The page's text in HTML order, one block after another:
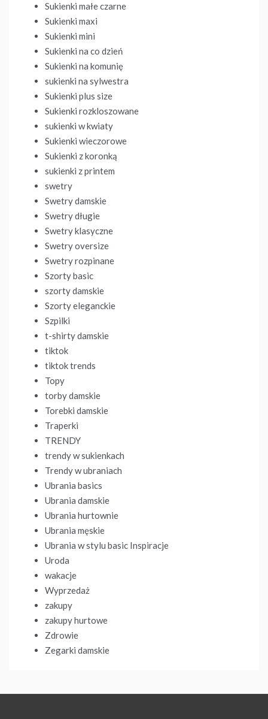
Sukienki małe czarne
Sukienki maxi
Sukienki mini
Sukienki na co dzień
Sukienki na komunię
sukienki na sylwestra
Sukienki plus size
Sukienki rozkloszowane
sukienki w kwiaty
Sukienki wieczorowe
Sukienki z koronką
sukienki z printem
swetry
Swetry damskie
Swetry długie
Swetry klasyczne
Swetry oversize
Swetry rozpinane
Szorty basic
szorty damskie
Szorty eleganckie
Szpilki
t-shirty damskie
tiktok
tiktok trends
Topy
torby damskie
Torebki damskie
Traperki
TRENDY
trendy w sukienkach
Trendy w ubraniach
Ubrania basics
Ubrania damskie
Ubrania hurtownie
Ubrania męskie
Ubrania w stylu basic Inspiracje
Uroda
wakacje
Wyprzedaż
zakupy
zakupy hurtowe
Zdrowie
Zegarki damskie